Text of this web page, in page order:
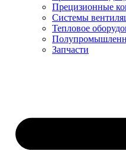
Прецизионные
Системы
Тепловое
Запчасти